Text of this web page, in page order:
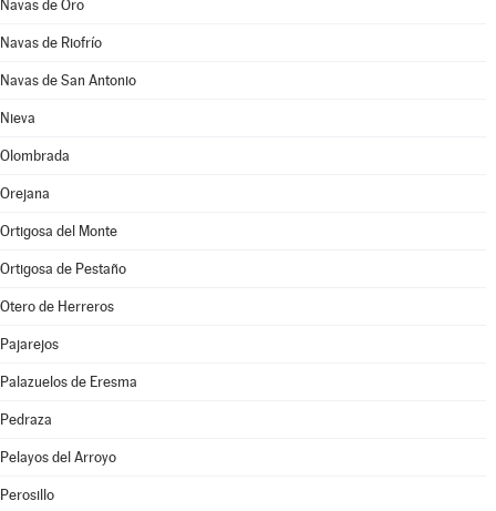
Navas de Oro
Navas de Riofrío
Navas de San Antonio
Nieva
Olombrada
Orejana
Ortigosa del Monte
Ortigosa de Pestaño
Otero de Herreros
Pajarejos
Palazuelos de Eresma
Pedraza
Pelayos del Arroyo
Perosillo